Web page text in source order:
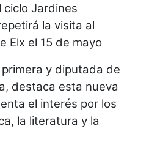
ciclo Jardines
la visita al
Elx el 15 de mayo
y diputada de
destaca esta nueva
el interés por los
la literatura y la